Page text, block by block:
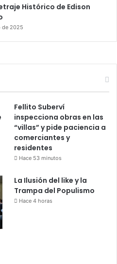
Histórico de Edison
de 2025
Fellito Suberví
inspecciona obras en las
“villas” y pide paciencia a
comerciantes y
residentes
Hace 53 minutos
La Ilusión del like y la
Trampa del Populismo
Hace 4 horas